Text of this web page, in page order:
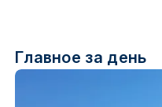
Главное за день